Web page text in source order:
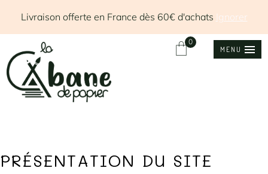
Livraison offerte en France dès 60€ d'achats Ignorer
MENU
0
PRÉSENTATION DU SITE